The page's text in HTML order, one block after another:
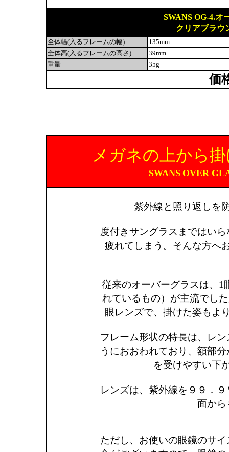
SWANS OG-4.オ
クリアブラウ
全体幅(入るフレームの幅)
135mm
全体高(入るフレームの高さ)
39mm
重量
35g
価
メガネの上から
SWANS OVER
紫外線と照り返しを
度付きサングラスまではい
疲れてしまう。そんな方へ
従来のオーバーグラスは、1
れているもの）が主流でし
眼レンズで、掛けた姿もよ
フレーム形状の特長は、レ
うにおおわれており、額部
を受けやすい下
レンズは、紫外線を９９．
面から
ただし、お使いの眼鏡のサ